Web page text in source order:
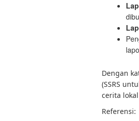
Dengan
(SSRS
cerita
Referensi: